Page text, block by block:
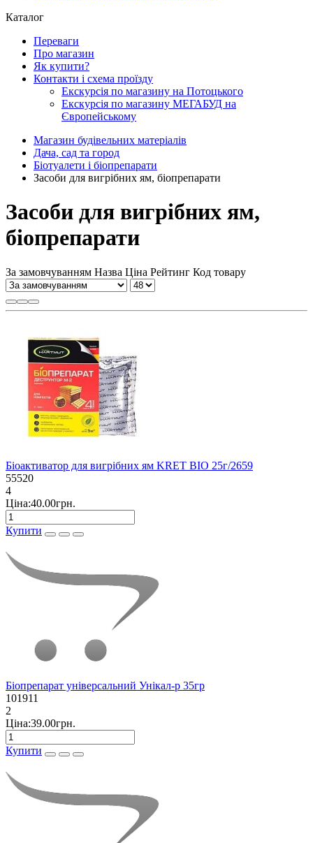
Каталог
Переваги
Про магазин
Як купити?
Контакти і схема проїзду
Екскурсія по магазину на Потоцького
Екскурсія по магазину МЕГАБУД на
Європейському
Магазин будівельних матеріалів
Дача, сад та город
Біотуалети і біопрепарати
Засоби для вигрібних ям, біопрепарати
Засоби для вигрібних ям,
біопрепарати
За замовчуванням Назва Ціна Рейтинг Код товару
Біоактиватор для вигрібних ям KRET BIO 25г/2659
55520
4
Ціна:40.00грн.
Купити
Біопрепарат універсальний Унікал-р 35гр
101911
2
Ціна:39.00грн.
Купити